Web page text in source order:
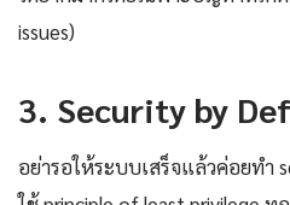
issues)
3. Security by
อย่ารอให้ระบบเสร็จแล้วค่อยทำ